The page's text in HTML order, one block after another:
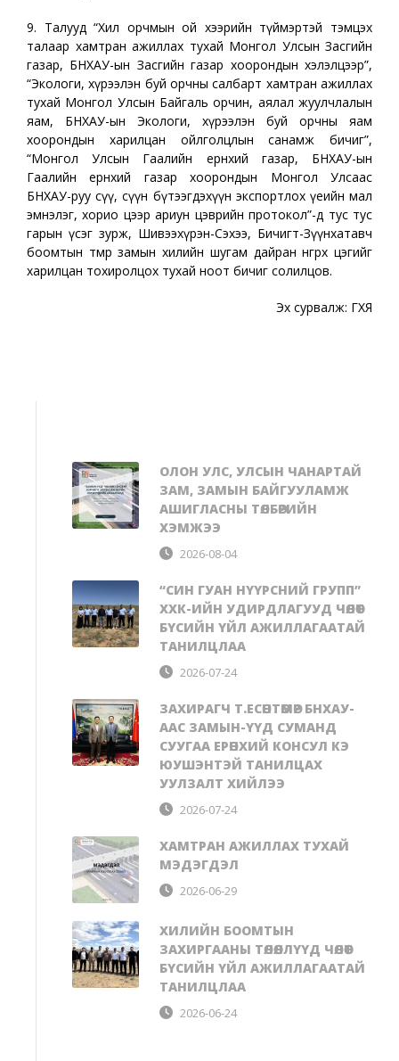
9. Талууд “Хил орчмын ой хээрийн түймэртэй тэмцэх
талаар хамтран ажиллах тухай Монгол Улсын Засгийн
газар, БНХАУ-ын Засгийн газар хоорондын хэлэлцээр”,
“Экологи, хүрээлэн буй орчны салбарт хамтран ажиллах
тухай Монгол Улсын Байгаль орчин, аялал жуулчлалын
яам, БНХАУ-ын Экологи, хүрээлэн буй орчны яам
хоорондын харилцан ойлголцлын санамж бичиг”,
“Монгол Улсын Гаалийн ерөнхий газар, БНХАУ-ын
Гаалийн ерөнхий газар хоорондын Монгол Улсаас
БНХАУ-руу сүү, сүүн бүтээгдэхүүн экспортлох үеийн мал
эмнэлэг, хорио цээр ариун цэврийн протокол”-д тус тус
гарын үсэг зурж, Шивээхүрэн-Сэхээ, Бичигт-Зүүнхатавч
боомтын төмөр замын хилийн шугам дайран өнгөрөх цэгийг
харилцан тохиролцох тухай ноот бичиг солилцов.
Эх сурвалж: ГХЯ
ОЛОН УЛС, УЛСЫН ЧАНАРТАЙ
ЗАМ, ЗАМЫН БАЙГУУЛАМЖ
АШИГЛАСНЫ ТӨЛБӨРИЙН
ХЭМЖЭЭ
2026-08-04
“СИН ГУАН НҮҮРСНИЙ ГРУПП”
ХХК-ИЙН УДИРДЛАГУУД ЧӨЛӨӨТ
БҮСИЙН ҮЙЛ АЖИЛЛАГААТАЙ
ТАНИЛЦЛАА
2026-07-24
ЗАХИРАГЧ Т.ЕСӨНТӨМӨР БНХАУ-
ААС ЗАМЫН-ҮҮД СУМАНД
СУУГАА ЕРӨНХИЙ КОНСУЛ КЭ
ЮУШЭНТЭЙ ТАНИЛЦАХ
УУЛЗАЛТ ХИЙЛЭЭ
2026-07-24
ХАМТРАН АЖИЛЛАХ ТУХАЙ
МЭДЭГДЭЛ
2026-06-29
ХИЛИЙН БООМТЫН
ЗАХИРГААНЫ ТӨЛӨӨЛЛҮҮД ЧӨЛӨӨТ
БҮСИЙН ҮЙЛ АЖИЛЛАГААТАЙ
ТАНИЛЦЛАА
2026-06-24